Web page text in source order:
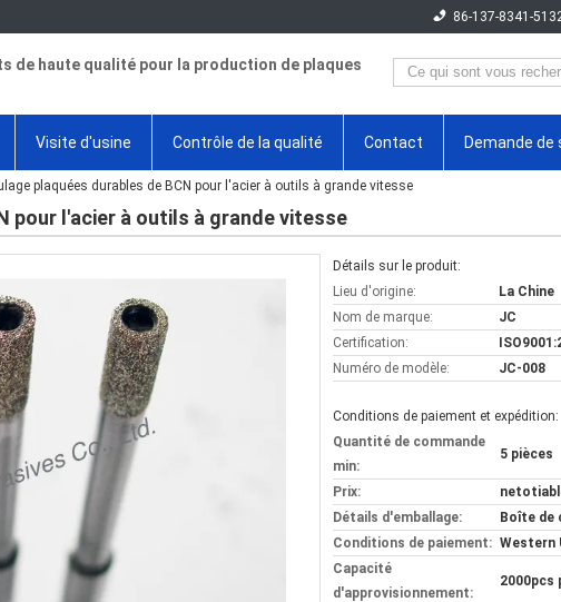
86-137-8341-
de haute qualité pour la production de plaques
Visite d'usine Contrôle de la qualité Contact Demande
plaquées durables de BCN pour l'acier à outils à grande vitesse
pour l'acier à outils à grande vitesse
Détails sur le produit:
Lieu d'origine:
La Chine
Nom de marque:
JC
Certification:
Numéro de modèle:
JC-008
Conditions de paiement et expédition:
Quantité de commande
min:
5 pièces
Prix:
Détails d'emballage:
Boîte de
Conditions de paiement: Western
Capacité
d'approvisionnement:
2000pcs